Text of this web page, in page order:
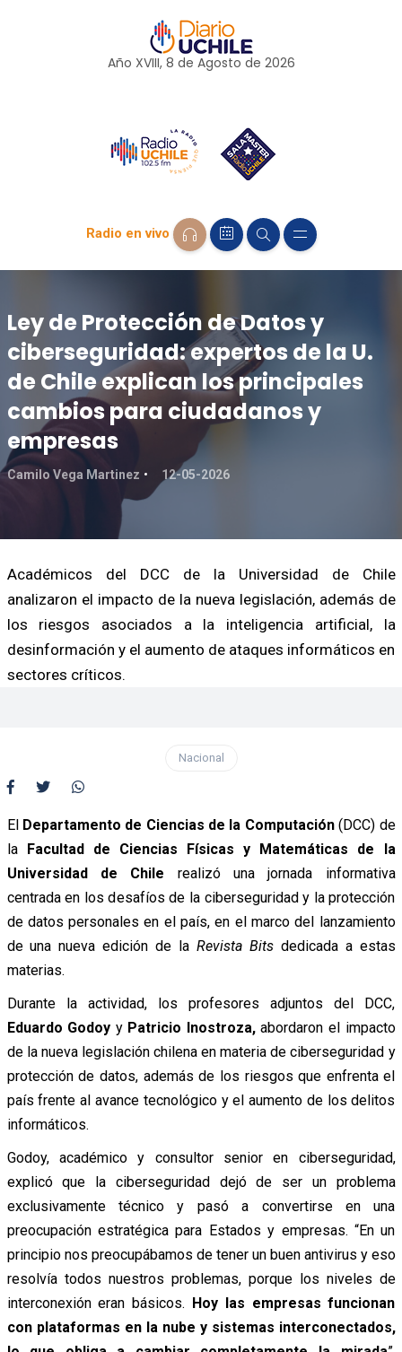
Año XVIII, 8 de Agosto de 2026
Radio en vivo
Ley de Protección de Datos y
ciberseguridad: expertos de la U.
de Chile explican los principales
cambios para ciudadanos y
empresas
Camilo Vega Martinez 12-05-2026
Académicos del DCC de la Universidad de Chile
analizaron el impacto de la nueva legislación, además de
los riesgos asociados a la inteligencia artificial, la
desinformación y el aumento de ataques informáticos en
sectores críticos.
Nacional
El Departamento de Ciencias de la Computación(DCC) de
la Facultad de Ciencias Físicas y Matemáticas de la
Universidad de Chile realizó una jornada informativa
centrada en los desafíos de la ciberseguridad y la protección
de datos personales en el país, en el marco del lanzamiento
de una nueva edición de la Revista Bitsdedicada a estas
materias.
Durante la actividad, los profesores adjuntos del DCC,
Eduardo Godoy y Patricio Inostroza,abordaron el impacto
de la nueva legislación chilena en materia de ciberseguridad y
protección de datos, además de los riesgos que enfrenta el
país frente al avance tecnológico y el aumento de los delitos
informáticos.
Godoy, académico y consultor senior en ciberseguridad,
explicó que la ciberseguridad dejó de ser un problema
exclusivamente técnico y pasó a convertirse en una
preocupación estratégica para Estados y empresas. “En un
principio nos preocupábamos de tener un buen antivirus y eso
resolvía todos nuestros problemas, porque los niveles de
interconexión eran básicos. Hoy las empresas funcionan
con plataformas en la nube y sistemas interconectados,